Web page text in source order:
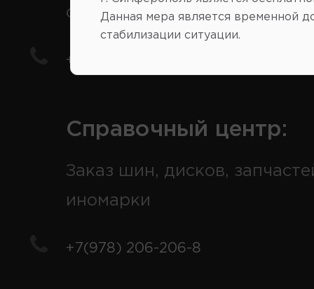
отечественные авто
+7(978) 206-206-5
Справочный центр:
Заказ шин, дисков,
иномарки
+7(978) 206-206-8
Данная мера является временной
стабилизации ситуации.